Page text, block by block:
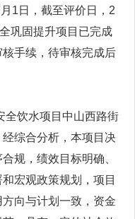
1日，截至评价日，2
巩固提升项目已完成
手续，待审核完成后
全饮水项目中山西路街
综合分析，本项目决
规，绩效目标明确、
宏观政策规划，项目
向与计划一致，资金